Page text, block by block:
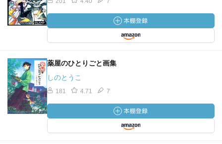
薬屋のひとりごと画集
しのとうこ
181 4.71 7